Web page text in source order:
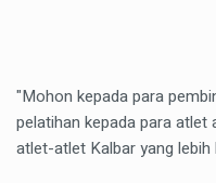
"Mohon kepada para
pelatihan kepada para atlet
atlet-atlet Kalbar yang lebih